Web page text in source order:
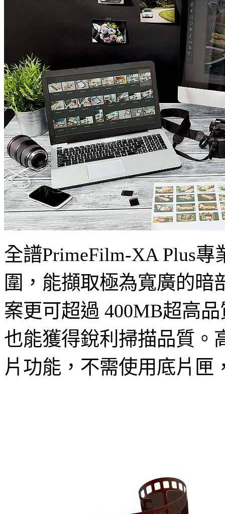
全譜PrimeFilm-XA Plus
圍，能擷取極為寬廣的暗
案更可超過 400MB超高
也能獲得銳利掃描品質。
片功能，不需使用底片匣